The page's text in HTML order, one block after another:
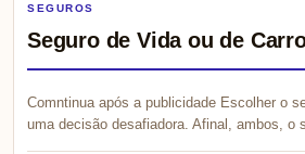
SEGUROS
Seguro de Vida ou de
Comntinua após a publicidade Escolher o
uma decisão desafiadora. Afinal, ambos, o